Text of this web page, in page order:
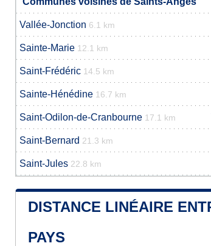
Vallée-Jonction 6.1 km
Sainte-Marie 12.1 km
Saint-Frédéric 14.5 km
Sainte-Hénédine 16.7 km
Saint-Odilon-de-Cranbourne 17.1 km
Saint-Bernard 21.3 km
Saint-Jules 22.8 km
DISTANCE LINÉAIRE
PAYS